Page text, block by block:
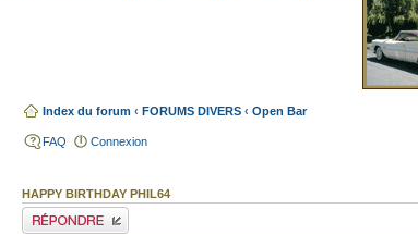
Index du forum ‹ FORUMS DIVERS ‹ Open Bar
FAQ
Connexion
HAPPY BIRTHDAY PHIL64
Publier une réponse